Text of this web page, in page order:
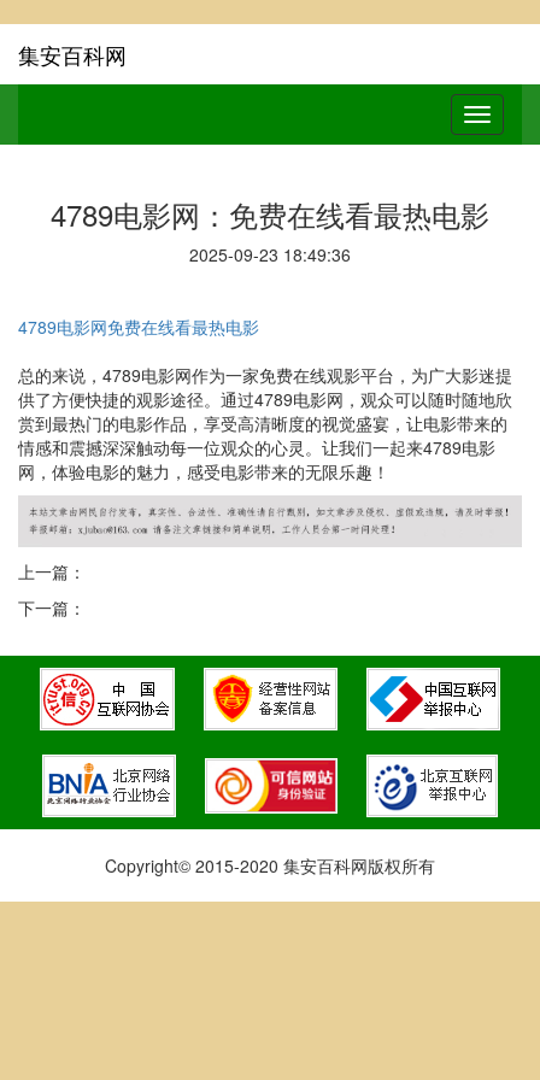
集安百科网
4789电影网：免费在线看最热电影
2025-09-23 18:49:36
4789电影网免费在线看最热电影
总的来说，4789电影网作为一家免费在线观影平台，为广大影迷提
供了方便快捷的观影途径。通过4789电影网，观众可以随时随地欣
赏到最热门的电影作品，享受高清晰度的视觉盛宴，让电影带来的
情感和震撼深深触动每一位观众的心灵。让我们一起来4789电影
网，体验电影的魅力，感受电影带来的无限乐趣！
上一篇：
下一篇：
Copyright© 2015-2020 集安百科网版权所有